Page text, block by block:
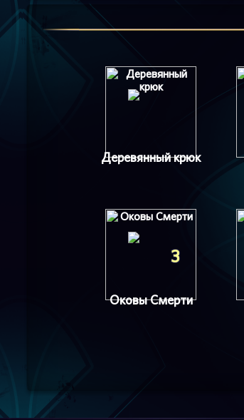
Деревянный крюк
3
Оковы Смерти